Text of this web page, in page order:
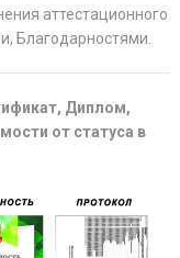
аттестационного
Благодарностями.
Диплом,
от статуса в